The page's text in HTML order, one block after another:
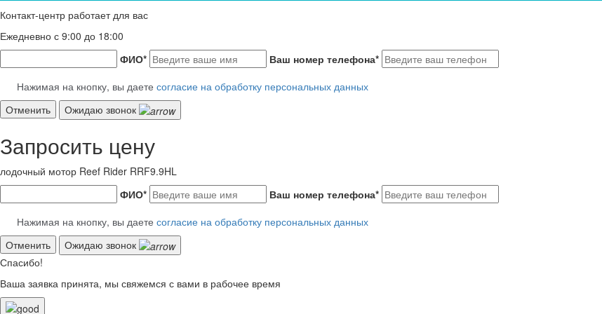
Контакт-центр работает для вас
Ежедневно с 9:00 до 18:00
ФИО* Ваш номер телефона*
Нажимая на кнопку, вы даете согласие на обработку персональных данных
Отменить
Ожидаю звонок
Запросить цену
лодочный мотор Reef Rider RRF9.9HL
ФИО* Ваш номер телефона*
Нажимая на кнопку, вы даете согласие на обработку персональных данных
Отменить
Ожидаю звонок
Спасибо!
Ваша заявка принята, мы свяжемся с вами в рабочее время